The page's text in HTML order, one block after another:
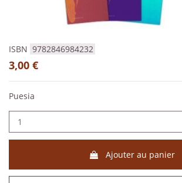
ISBN 9782846984232
3,00 €
Puesia
Ajouter au panier